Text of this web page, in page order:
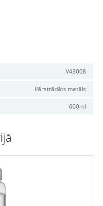
V43008
Pārstrādāts metāls
600ml